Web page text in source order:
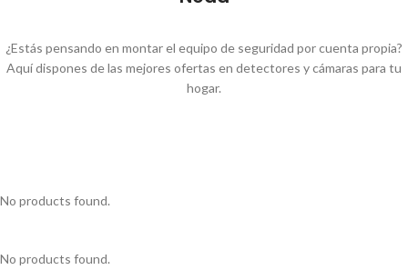
¿Estás pensando en montar el equipo de seguridad por cuenta propia?
Aquí dispones de las mejores ofertas en detectores y cámaras para tu
hogar.
No products found.
No products found.